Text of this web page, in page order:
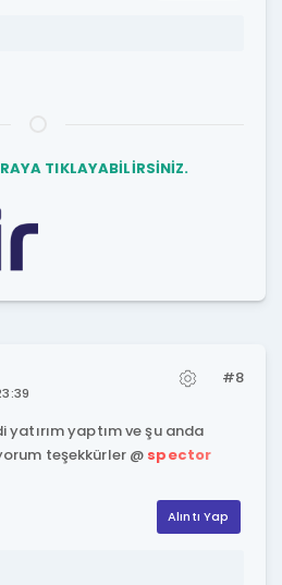
TIKLAYABİLİRSİNİZ.
#8
yaptım ve şu anda
teşekkürler @ spector
Alıntı Yap